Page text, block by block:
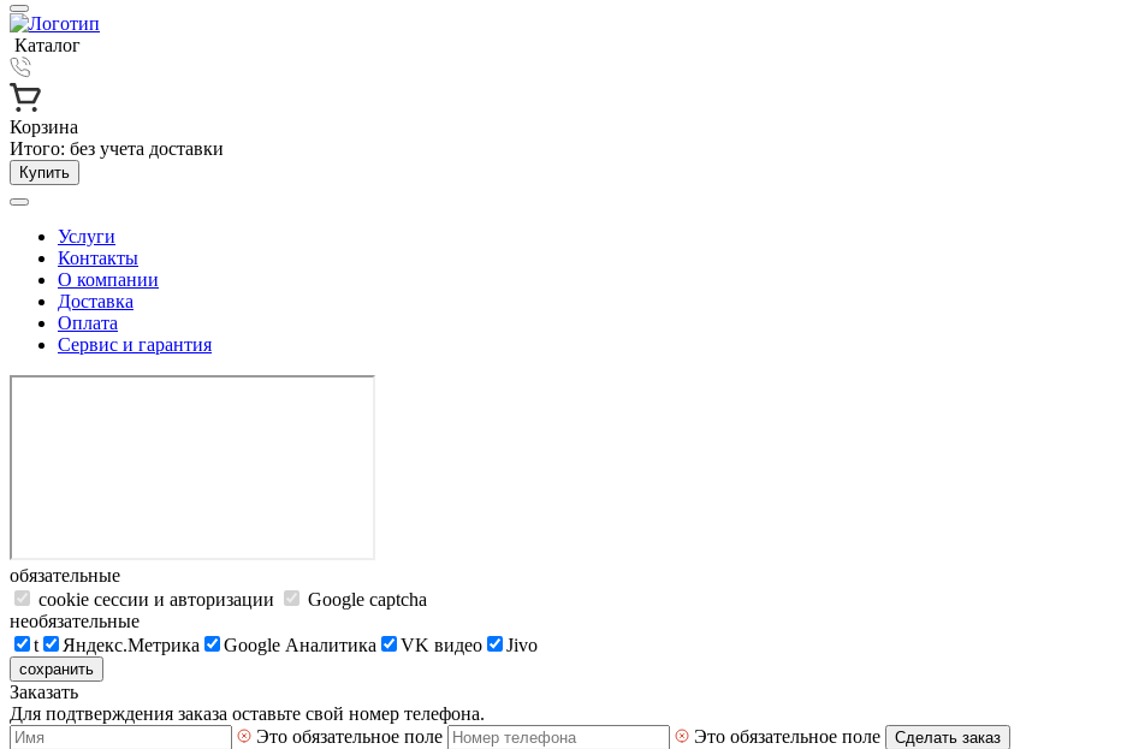
Каталог
Корзина
Итого: без учета доставки
Купить
Услуги
Контакты
О компании
Доставка
Оплата
Сервис и гарантия
обязательные
cookie сессии и авторизации
Google captcha
необязательные
t
Яндекс.Метрика Google Аналитика VK видео Jivo
сохранить
Заказать
Для подтверждения заказа оставьте свой номер телефона.
Это обязательное поле
Это обязательное поле Сделать заказ